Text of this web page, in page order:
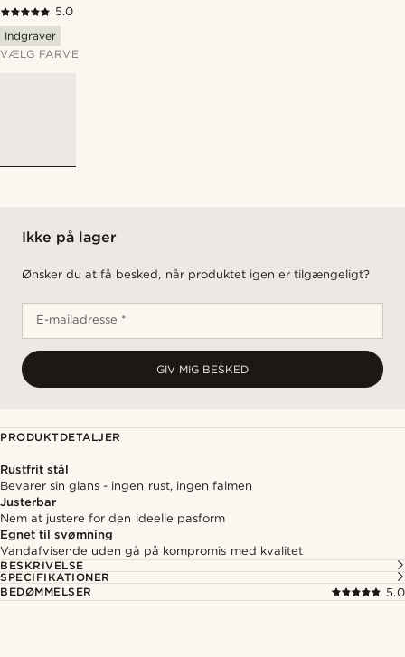
5.0
Indgraver
VÆLG FARVE
Ikke på lager
Ønsker du at få besked, når produktet igen er tilgængeligt?
E-mailadresse *
GIV MIG BESKED
PRODUKTDETALJER
Rustfrit stål
Bevarer sin glans - ingen rust, ingen falmen
Justerbar
Nem at justere for den ideelle pasform
Egnet til svømning
Vandafvisende uden gå på kompromis med kvalitet
BESKRIVELSE
SPECIFIKATIONER
BEDØMMELSER
5.0